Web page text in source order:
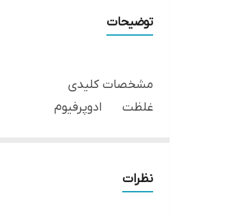
توضیحات
مشخصات کلیدی
غلظت ادوپرفیوم
مشخصات کلی
نظرات